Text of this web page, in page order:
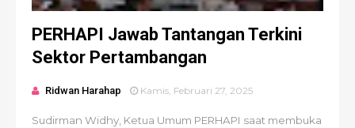
PERHAPI Jawab Tantangan Terkini
Sektor Pertambangan
Ridwan Harahap Kamis, Februari 27, 2025
Sudirman Widhy, Ketua Umum PERHAPI saat membuka